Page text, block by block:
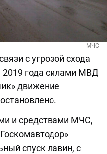
МЧС
с угрозой схода
2019 года силами МВД
движение
и средствами МЧС,
спуск лавин, с